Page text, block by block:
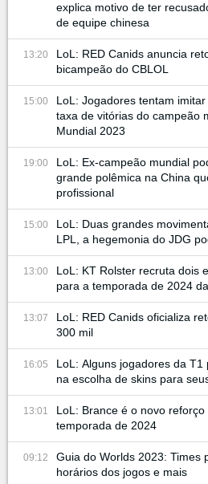
explica motivo de ter
de equipe chinesa
13:20
LoL: RED Canids anuncia
bicampeão do CBLOL
15:00
LoL: Jogadores tentam
taxa de vitórias do campeão
Mundial 2023
19:00
LoL: Ex-campeão mundial
grande polêmica na China
profissional
15:00
LoL: Duas grandes
LPL, a hegemonia do JDG
13:00
LoL: KT Rolster recruta dois
para a temporada de 2024
13:07
LoL: RED Canids oficializa
300 mil
16:05
LoL: Alguns jogadores da
na escolha de skins para
13:01
LoL: Brance é o novo
temporada de 2024
09:12
Guia do Worlds 2023: Times
horários dos jogos e mais